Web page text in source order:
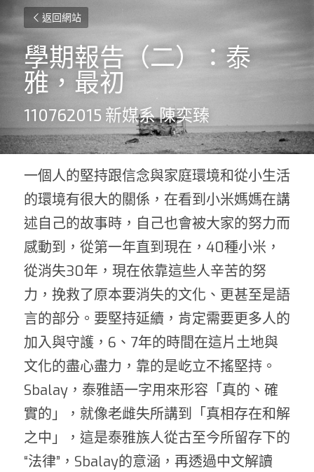
返回網站
學期報告（二）：泰
雅，最初
110762015 新媒系 陳奕臻
一個人的堅持跟信念與家庭環境和從小生活
的環境有很大的關係，在看到小米媽媽在講
述自己的故事時，自己也會被大家的努力而
感動到，從第一年直到現在， 40種小米，
從消失30年，現在依靠這些人辛苦的努
力，挽救了原本要消失的文化、更甚至是語
言的部分。要堅持延續，肯定需要更多人的
加入與守護， 6 、 7年的時間在這片土地與
文化的盡心盡力，靠的是屹立不搖堅持。
Sbalay ，泰雅語一字用來形容「真的、確
實的」，就像老雌失所講到「真相存在和解
之中」，這是泰雅族人從古至今所留存下的
“法律”， Sbalay的意涵，再透過中文解讀